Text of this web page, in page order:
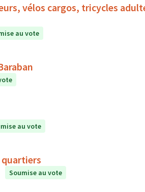
vélos cargos, tricycles
au vote
au vote
quartiers
Soumise au vote